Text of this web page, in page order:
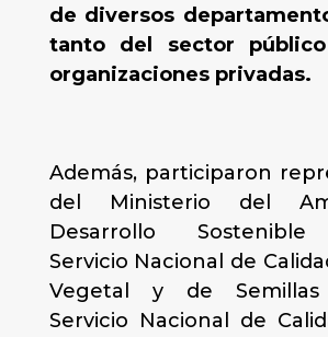
de diversos
tanto del sector
organizaciones privadas.
Además, participaron
del Ministerio del
Desarrollo Sostenible
Servicio Nacional de
Vegetal y de Semillas
Servicio Nacional de